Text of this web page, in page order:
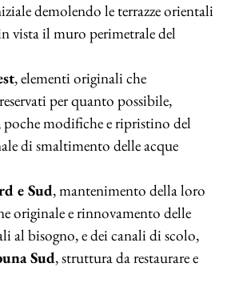
demolendo le terrazze orientali
vista il muro perimetrale del
, elementi originali che
per quanto possibile,
poche modifiche e ripristino del
di smaltimento delle acque
e Sud, mantenimento della loro
originale e rinnovamento delle
al bisogno, e dei canali di scolo,
Sud, struttura da restaurare e